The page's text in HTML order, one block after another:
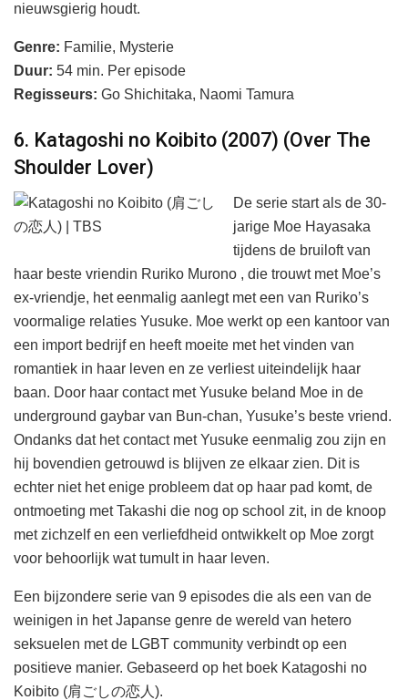
nieuwsgierig houdt.
Genre: Familie, Mysterie
Duur: 54 min. Per episode
Regisseurs: Go Shichitaka, Naomi Tamura
6. Katagoshi no Koibito (2007) (Over The
Shoulder Lover)
De serie start als de 30-
jarige Moe Hayasaka
tijdens de bruiloft van
haar beste vriendin Ruriko Murono , die trouwt met Moe’s
ex-vriendje, het eenmalig aanlegt met een van Ruriko’s
voormalige relaties Yusuke. Moe werkt op een kantoor van
een import bedrijf en heeft moeite met het vinden van
romantiek in haar leven en ze verliest uiteindelijk haar
baan. Door haar contact met Yusuke beland Moe in de
underground gaybar van Bun-chan, Yusuke’s beste vriend.
Ondanks dat het contact met Yusuke eenmalig zou zijn en
hij bovendien getrouwd is blijven ze elkaar zien. Dit is
echter niet het enige probleem dat op haar pad komt, de
ontmoeting met Takashi die nog op school zit, in de knoop
met zichzelf en een verliefdheid ontwikkelt op Moe zorgt
voor behoorlijk wat tumult in haar leven.
Een bijzondere serie van 9 episodes die als een van de
weinigen in het Japanse genre de wereld van hetero
seksuelen met de LGBT community verbindt op een
positieve manier. Gebaseerd op het boek Katagoshi no
Koibito (肩ごしの恋人).